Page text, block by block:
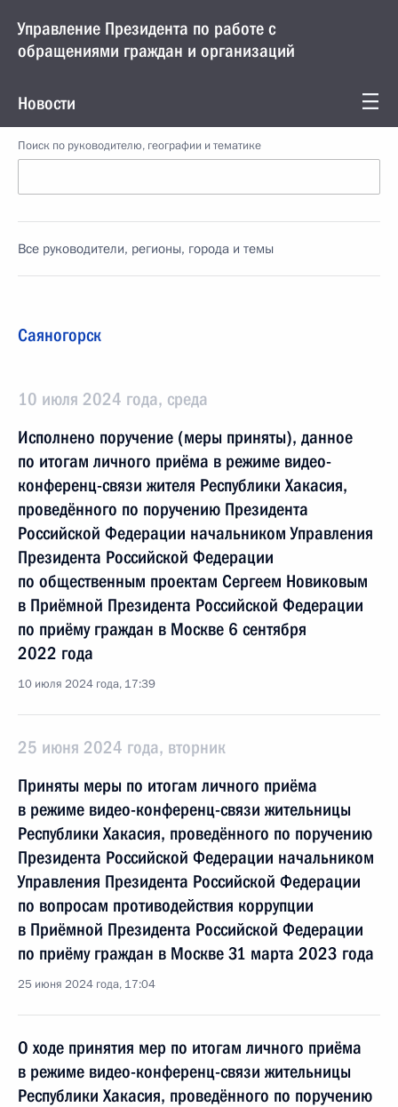
Управление Президента по работе с
обращениями граждан и организаций
Новости
Поиск по руководителю, географии и тематике
Все руководители, регионы, города и темы
Саяногорск
10 июля 2024 года, среда
Исполнено поручение (меры приняты), данное
по итогам личного приёма в режиме видео-
конференц-связи жителя Республики Хакасия,
проведённого по поручению Президента
Российской Федерации начальником Управления
Президента Российской Федерации
по общественным проектам Сергеем Новиковым
в Приёмной Президента Российской Федерации
по приёму граждан в Москве 6 сентября
2022 года
10 июля 2024 года, 17:39
25 июня 2024 года, вторник
Приняты меры по итогам личного приёма
в режиме видео-конференц-связи жительницы
Республики Хакасия, проведённого по поручению
Президента Российской Федерации начальником
Управления Президента Российской Федерации
по вопросам противодействия коррупции
в Приёмной Президента Российской Федерации
по приёму граждан в Москве 31 марта 2023 года
25 июня 2024 года, 17:04
О ходе принятия мер по итогам личного приёма
в режиме видео-конференц-связи жительницы
Республики Хакасия, проведённого по поручению